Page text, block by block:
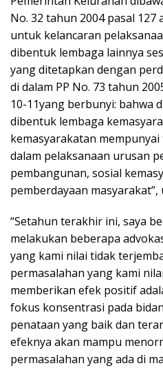
No. 32 tahun 2004 pasal
untuk kelancaran
dibentuk lembaga lainnya
yang ditetapkan dengan
di dalam PP No. 73 tahun
10-11yang berbunyi: bahwa
dibentuk lembaga
kemasyarakatan
dalam pelaksanaan urusan
pembangunan, sosial
pemberdayaan masyarakat”,
“Setahun terakhir ini, saya
melakukan beberapa
yang kami nilai tidak
permasalahan yang kami
memberikan efek positif
fokus konsentrasi pada
penataan yang baik dan
efeknya akan mampu
permasalahan yang ada di